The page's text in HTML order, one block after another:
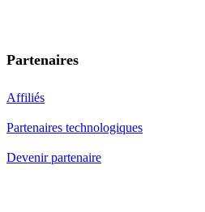
Partenaires
Affiliés
Partenaires technologiques
Devenir partenaire